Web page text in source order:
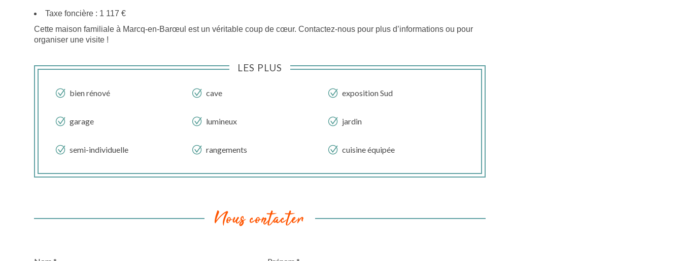
Taxe foncière : 1 117 €
Cette maison familiale à Marcq-en-Barœul est un véritable coup de cœur. Contactez-nous pour plus d’informations ou pour
organiser une visite !
LES PLUS
bien rénové cave exposition Sud
garage lumineux jardin
semi-individuelle rangements cuisine équipée
Nous contacter